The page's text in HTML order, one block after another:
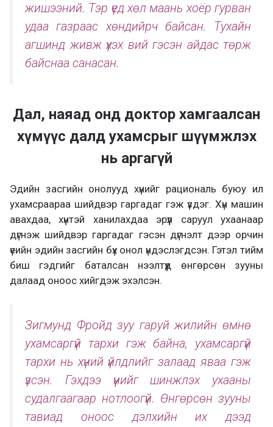
жишээний. Тэр үед хөл маань хоёр гурван
удаа газраас хөндийрч байсан. Тухайн
агшинд живж үхэх вий гэсэн айдас төрж
байснаа санасан.
Дал, наяад онд доктор хамгаалсан
хүмүүс далд ухамсрыг шүүмжлэх
нь аргагүй
Эдийн засгийн онолууд хүнийг рациональ буюу ил
ухамсраараа шийдвэр гаргадаг гэж үздэг. Хүн машин
авахдаа, хүнтэй ханилахдаа эрүүл саруул ухаанаар
дүгнэж шийдвэр гаргадаг гэсэн дүгнэлт дээр орчин
үеийн эдийн засгийн бүх онол үндэслэгдсэн. Гэтэл тийм
биш гэдгийг баталсан нээлтүүд өнгөрсөн зууны
далаад оноос хийгдэж эхэлсэн.
Зигмунд Фройд зуу гаруй жилийн өмнө
ухамсаргүй тархи гэж байна, ухамсаргүй
тархи нь хүний үйлдлийг залаад яваа гэж
үзсэн. Гэхдээ үүнийг шинжлэх ухааны
судалгаагаар нотлоогүй. Өнгөрсөн зууны
тавиад оноос дэлхийн их дээд